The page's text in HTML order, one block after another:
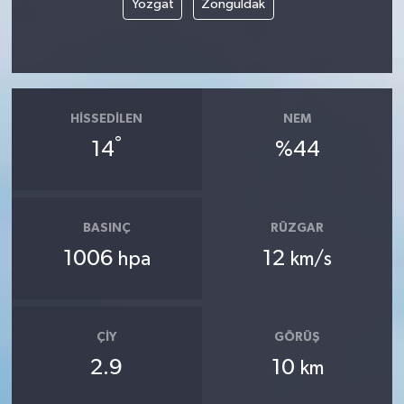
Yozgat Zonguldak
HISSEDILEN
14°
NEM
%44
BASINÇ
1006 hpa
RÜZGAR
12 km/s
ÇIY
2.9
GÖRÜŞ
10 km